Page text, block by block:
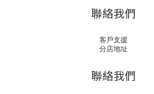
聯絡我們
客戶支援
分店地址
聯絡我們